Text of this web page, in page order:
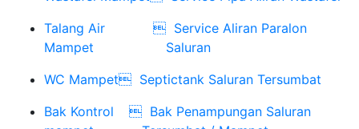
Talang Air
Mampet
 Service Aliran Paralon
Saluran
WC Mampet Septictank Saluran Tersumbat
Bak Kontrol
Bak Penampungan Saluran